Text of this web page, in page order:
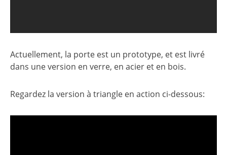
Actuellement, la porte est un prototype, et est livré
dans une version en verre, en acier et en bois.
Regardez la version à triangle en action ci-dessous: